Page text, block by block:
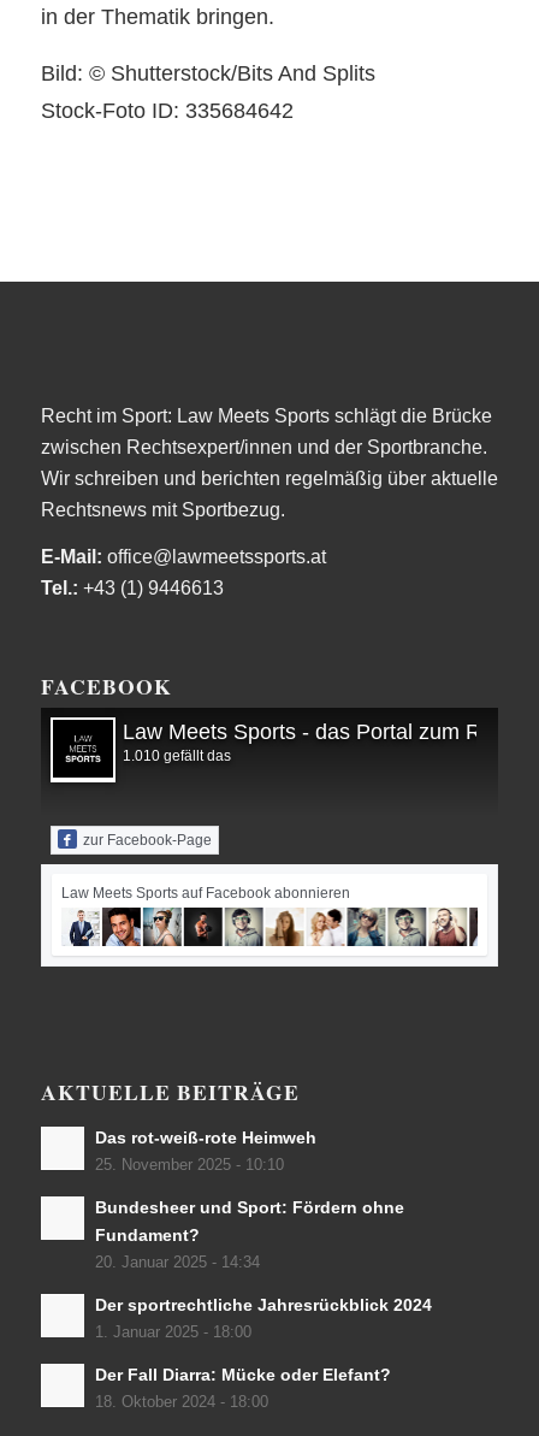
in der Thematik bringen.
Bild: © Shutterstock/Bits And Splits
Stock-Foto ID: 335684642
Recht im Sport: Law Meets Sports schlägt die Brücke
zwischen Rechtsexpert/innen und der Sportbranche.
Wir schreiben und berichten regelmäßig über aktuelle
Rechtsnews mit Sportbezug.
E-Mail: office@lawmeetssports.at
Tel.: +43 (1) 9446613
FACEBOOK
Law Meets Sports - das Portal zum Recht
1.010 gefällt das
zur Facebook-Page
Law Meets Sports auf Facebook abonnieren
AKTUELLE BEITRÄGE
Das rot-weiß-rote Heimweh
25. November 2025 - 10:10
Bundesheer und Sport: Fördern ohne
Fundament?
20. Januar 2025 - 14:34
Der sportrechtliche Jahresrückblick 2024
1. Januar 2025 - 18:00
Der Fall Diarra: Mücke oder Elefant?
18. Oktober 2024 - 18:00